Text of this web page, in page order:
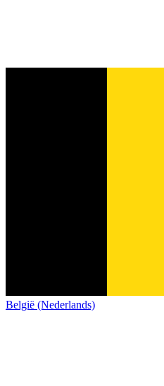
België (Nederlands)